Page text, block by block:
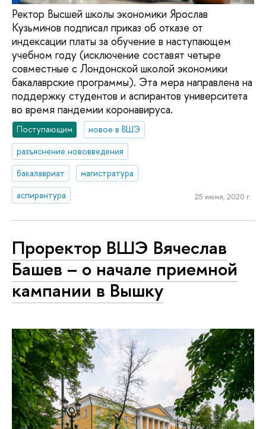
Ректор Высшей школы экономики Ярослав
Кузьминов подписал приказ об отказе от
индексации платы за обучение в наступающем
учебном году (исключение составят четыре
совместные с Лондонской школой экономики
бакалаврские программы). Эта мера направлена на
поддержку студентов и аспирантов университета
во время пандемии коронавируса.
Поступающим
новое в ВШЭ
разъяснение нововведения
бакалавриат
магистратура
аспирантура
25 июня, 2020 г.
Проректор ВШЭ Вячеслав
Башев – о начале приемной
кампании в Вышку